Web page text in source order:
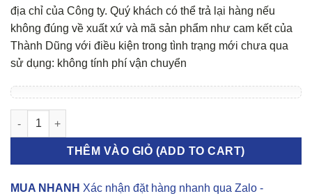
địa chỉ của Công ty. Quý khách có thể trả lại hàng nếu
không đúng về xuất xứ và mã sản phẩm như cam kết của
Thành Dũng với điều kiện trong tình trạng mới chưa qua
sử dụng: không tính phí vận chuyển
Đèn hậu Toyota Vios 2010 số lượng
THÊM VÀO GIỎ (ADD TO CART)
MUA NHANH Xác nhận đặt hàng nhanh qua Zalo -